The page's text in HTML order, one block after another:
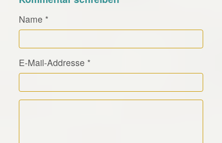
Name *
E-Mail-Addresse *
Kommentar Text